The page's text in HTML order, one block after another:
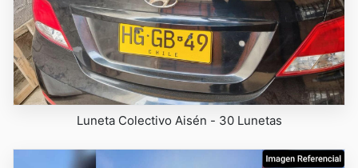
Luneta Colectivo Aisén - 30 Lunetas